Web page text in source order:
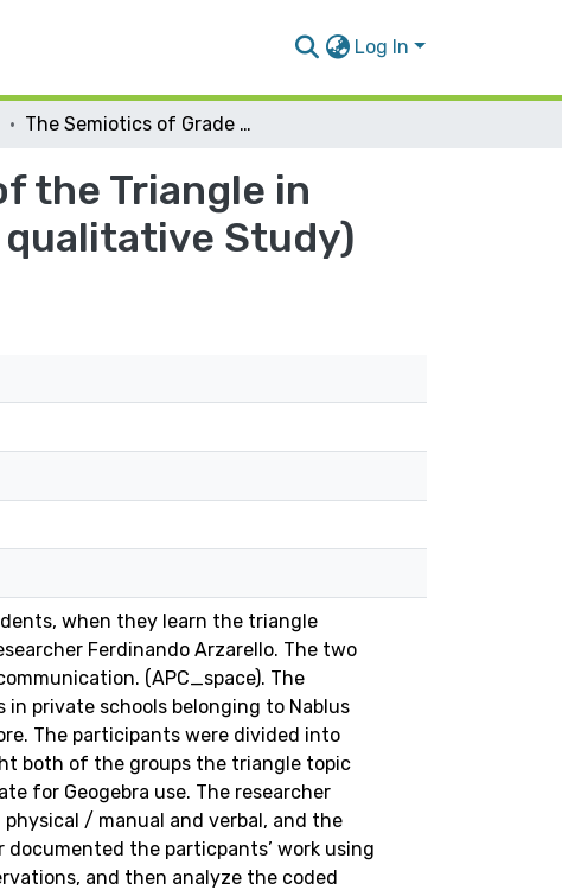
Log In
The Semiotics of Grade 8 Student's Learning of the Triangle in Multimodal Environment of Signs and Tools (A qualitative Study)
the Triangle in
qualitative Study)
when they learn the triangle
Ferdinando Arzarello. The two
(APC_space). The
private schools belonging to Nablus
The participants were divided into
both of the groups the triangle topic
for Geogebra use. The researcher
/ manual and verbal, and the
the particpants’ work using
and then analyze the coded